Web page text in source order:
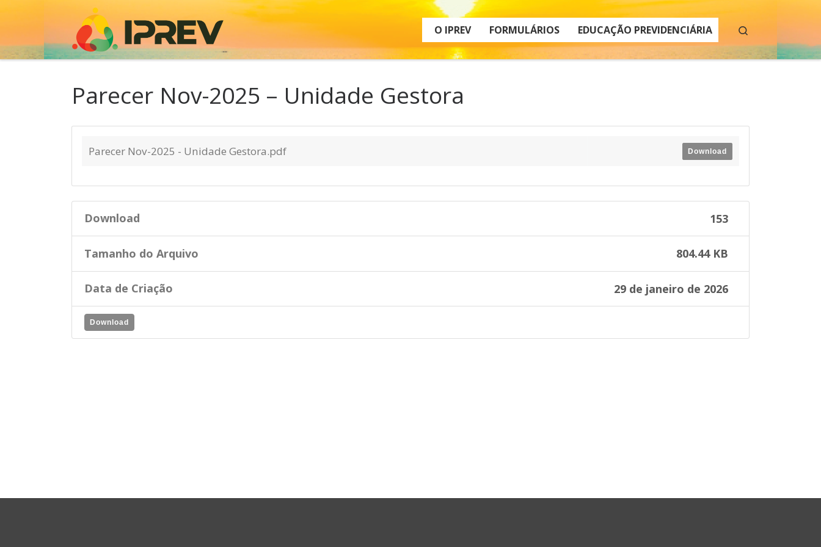
Skip to content
O IPREV FORMULÁRIOS EDUCAÇÃO PREVIDENCIÁRIA
Parecer Nov-2025 – Unidade Gestora
Parecer Nov-2025 - Unidade Gestora.pdf Download
Download 153
Tamanho do Arquivo 804.44 KB
Data de Criação 29 de janeiro de 2026
Download